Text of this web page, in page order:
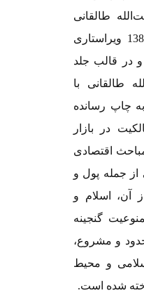
طالقانی
کتاب مذکور را در سال 1388 ویراستاری
در قالب جلد
طالقانی با
چاپ رسانده
در بازار
اقتصادی
جمله پول و
آن، اسلام و
گنجینه
و مشروع،
و محیط
شده است.